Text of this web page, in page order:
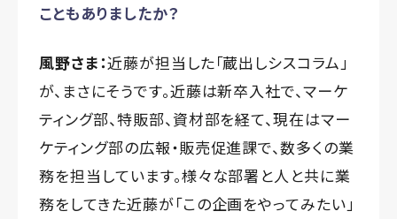
こともありましたか？
風野さま：近藤が担当した「蔵出しシスコラム」
が、まさにそうです。近藤は新卒入社で、マーケ
ティング部、特販部、資材部を経て、現在はマー
ケティング部の広報・販売促進課で、数多くの業
務を担当しています。様々な部署と人と共に業
務をしてきた近藤が「この企画をやってみたい」